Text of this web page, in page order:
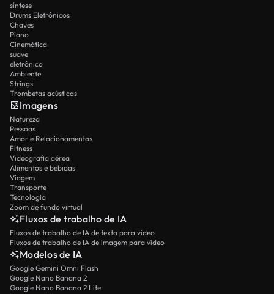
síntese
Drums Eletrônicos
Chaves
Piano
Cinemática
suave
eletrônico
Ambiente
Strings
Trombetas acústicas
Imagens
Natureza
Pessoas
Amor e Relacionamentos
Fitness
Videografia aérea
Alimentos e bebidas
Viagem
Transporte
Tecnologia
Zoom de fundo virtual
Fluxos de trabalho de IA
Fluxos de trabalho de IA de texto para vídeo
Fluxos de trabalho de IA de imagem para vídeo
Modelos de IA
Google Gemini Omni Flash
Google Nano Banana 2
Google Nano Banana 2 Lite